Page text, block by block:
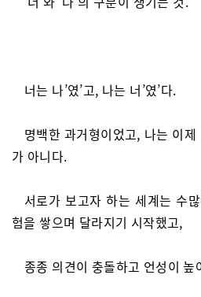
너는 나’였’고, 나는 너’였’다.
명백한 과거형이었고, 나는 이
가 아니다.
서로가 보고자 하는 세계는 수
험을 쌓으며 달라지기 시작했고,
종종 의견이 충돌하고 언성이